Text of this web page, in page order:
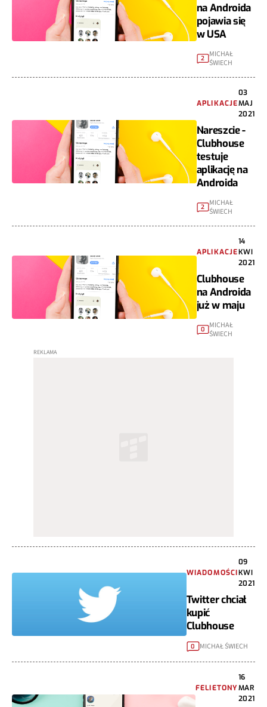
na Androida
pojawia się
w USA
2 MICHAŁ
ŚWIECH
APLIKACJE
03
MAJ
2021
Nareszcie -
Clubhouse
testuje
aplikację na
Androida
2 MICHAŁ
ŚWIECH
APLIKACJE
14
KWI
2021
Clubhouse
na Androida
już w maju
0 MICHAŁ
ŚWIECH
WIADOMOŚCI
09
KWI
2021
Twitter chciał
kupić
Clubhouse
0 MICHAŁ ŚWIECH
FELIETONY
16
MAR
2021